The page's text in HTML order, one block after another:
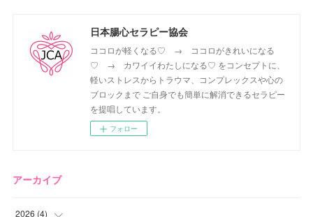
日本腸心セラピー協会
ココロが軽くなる♡ → ココロがきれいになる
♡ → カワイイわたしになる♡ をコンセプトに、
軽いストレスからトラウマ、コンプレックスや心の
ブロックまで ご自身でも簡単に解消できるセラピー
を提唱しています。
フォロー
アーカイブ
2026 (4)